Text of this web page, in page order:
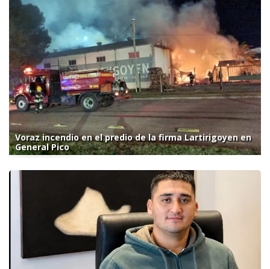
Voraz incendio en el predio de la firma Lartirigoyen en
General Pico